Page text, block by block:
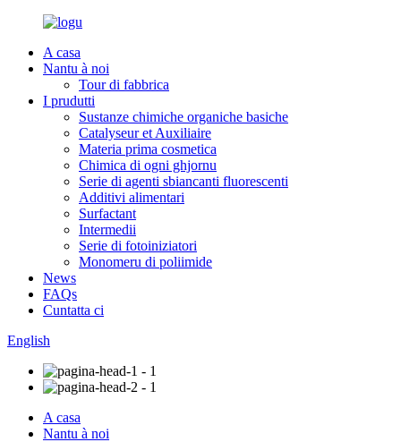
A casa
Nantu à noi
Tour di fabbrica
I prudutti
Sustanze chimiche organiche basiche
Catalyseur et Auxiliaire
Materia prima cosmetica
Chimica di ogni ghjornu
Serie di agenti sbiancanti fluorescenti
Additivi alimentari
Surfactant
Intermedii
Serie di fotoiniziatori
Monomeru di poliimide
News
FAQs
Cuntatta ci
English
A casa
Nantu à noi